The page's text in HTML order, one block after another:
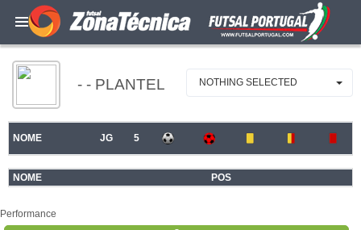
- - PLANTEL NOTHING SELECTED
NOME JG 5
NOME POS
Performance